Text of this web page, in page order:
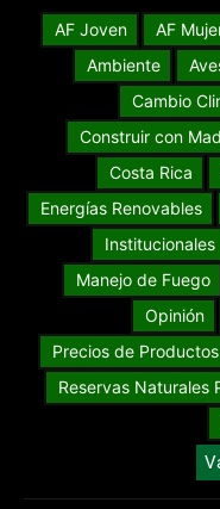
AF Joven AF
Ambiente
Cambio
Construir con
Costa Rica
Energías Renovables
Institucionales
Manejo de Fuego
Opinión
Precios de
Reservas Naturales